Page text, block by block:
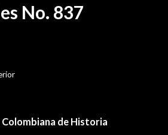
No. 837
Colombiana de Historia